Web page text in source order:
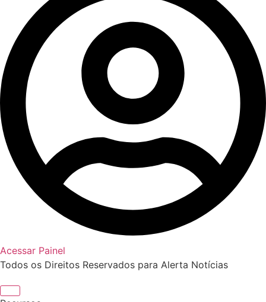
Acessar Painel
Todos os Direitos Reservados para Alerta Notícias